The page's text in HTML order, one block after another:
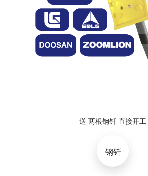
送 两根钢钎 直接开工
钢钎